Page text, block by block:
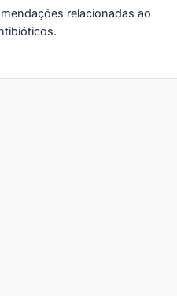
relacionadas ao